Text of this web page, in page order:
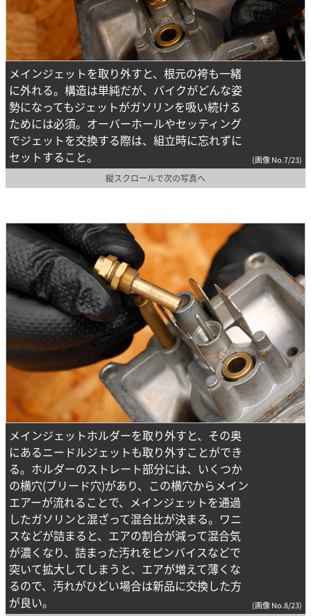
メインジェットを取り外すと、根元の袴も一緒
に外れる。構造は単純だが、バイクがどんな姿
勢になってもジェットがガソリンを吸い続ける
ためには必須。オーバーホールやセッティング
でジェットを交換する際は、組立時に忘れずに
セットすること。
(画像 No.7/23)
縦スクロールで次の写真へ
メインジェットホルダーを取り外すと、その奥
にあるニードルジェットも取り外すことができ
る。ホルダーのストレート部分には、いくつか
の横穴(ブリード穴)があり、この横穴からメイン
エアーが流れることで、メインジェットを通過
したガソリンと混ざって混合比が決まる。ワニ
スなどが詰まると、エアの割合が減って混合気
が濃くなり、詰まった汚れをピンバイスなどで
突いて拡大してしまうと、エアが増えて薄くな
るので、汚れがひどい場合は新品に交換した方
が良い。
(画像 No.8/23)